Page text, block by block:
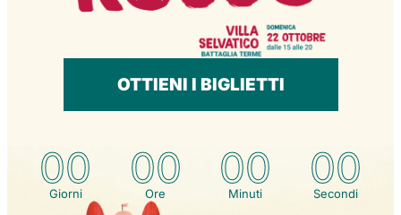
OTTIENI I BIGLIETTI
00
Giorni
00
Ore
00
Minuti
00
Secondi